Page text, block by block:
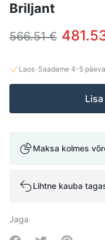
Briljant
566.51 €
Laos· Saadame 4-5
Maksa kolmes
Lihtne kauba
Jaga